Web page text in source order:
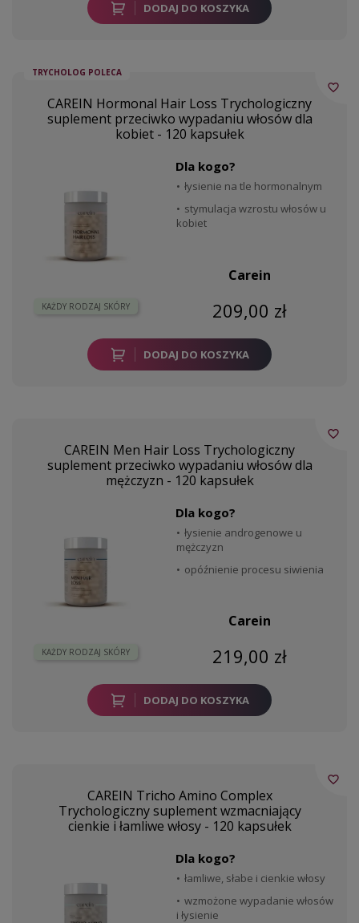
DODAJ DO KOSZYKA
TRYCHOLOG POLECA
CAREIN Hormonal Hair Loss Trychologiczny
suplement przeciwko wypadaniu włosów dla
kobiet - 120 kapsułek
KAŻDY RODZAJ SKÓRY
Dla kogo?
łysienie na tle hormonalnym
stymulacja wzrostu włosów u
kobiet
Carein
209,00 zł
DODAJ DO KOSZYKA
favorite_border
CAREIN Men Hair Loss Trychologiczny
suplement przeciwko wypadaniu włosów dla
mężczyzn - 120 kapsułek
KAŻDY RODZAJ SKÓRY
Dla kogo?
łysienie androgenowe u
mężczyzn
opóźnienie procesu siwienia
Carein
219,00 zł
DODAJ DO KOSZYKA
favorite_border
CAREIN Tricho Amino Complex
Trychologiczny suplement wzmacniający
cienkie i łamliwe włosy - 120 kapsułek
Dla kogo?
łamliwe, słabe i cienkie włosy
wzmożone wypadanie włosów
i łysienie
favorite_border